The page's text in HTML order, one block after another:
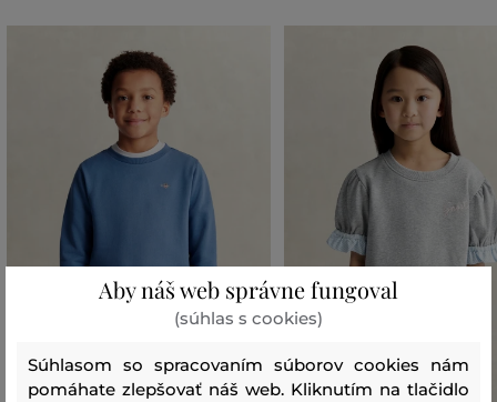
Aby náš web správne fungoval
(súhlas s cookies)
Súhlasom so spracovaním súborov cookies nám
pomáhate zlepšovať náš web. Kliknutím na tlačidlo